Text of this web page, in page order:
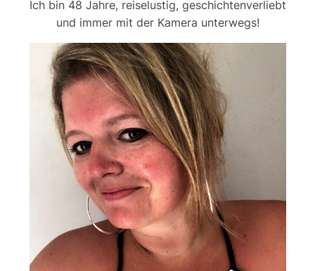
Ich bin 48 Jahre, reiselustig, geschichtenverliebt
und immer mit der Kamera unterwegs!